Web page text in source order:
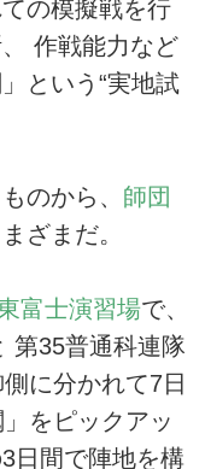
の模擬戦を行
作戦能力など
という“実地試
のから、 師団
ざまだ。
富士演習場で、
第35普通科連隊
に分かれて7日
をピックアッ
日間で陣地を構